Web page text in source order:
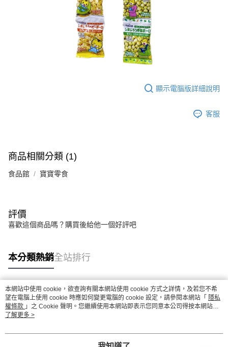
權轉讓予恩沛科技股份有限公司。
２．關於個人資料處理事宜，請瀏覽以下網址：
https://aftee.tw/terms/#terms3
３．未成年的使用者請事先徵得法定代理人或監護人之同意方可使用
「AFTEE先享後付」，若未經同意申辦者引起之損失，本公司不負相關責
４．使用「AFTEE先享後付」時，將依據個別帳號之用戶狀況，依本公司即
５．嚴禁一人註冊多個帳號或使用他人資訊註冊。若發現惡意使用之情形，
每筆NT$150，滿NT$890(含以上)免運費
顯示電腦版詳細說明
客服
商品相關分類 (1)
食品館 寶寶零食
評價
喜歡這個商品嗎？購買後給他一個好評吧
本分類熱銷全站排行
熱門標籤
本網站中使用 cookie，欲查詢有關本網站使用 cookie 方式之詳情，及若您不希
望在電腦上使用 cookie 時應如何變更電腦的 cookie 設定，請參閱本網站「 隱私
權條款 」之 Cookie 聲明。您繼續使用本網站即表示您同意本公司得按本網站使
用條款之 Cookie 聲明使用 cookie。
了解更多 >